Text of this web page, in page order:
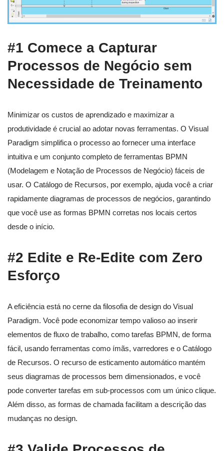
#1 Comece a Capturar
Processos de Negócio sem
Necessidade de Treinamento
Minimizar os custos de aprendizado e maximizar a
produtividade é crucial ao adotar novas ferramentas. O Visual
Paradigm simplifica o processo ao fornecer uma interface
intuitiva e um conjunto completo de ferramentas BPMN
(Modelagem e Notação de Processos de Negócio) fáceis de
usar. O Catálogo de Recursos, por exemplo, ajuda você a criar
rapidamente diagramas de processos de negócios, garantindo
que você use as formas BPMN corretas nos locais certos
desde o início.
#2 Edite e Re-Edite com Zero
Esforço
A eficiência está no cerne da filosofia de design do Visual
Paradigm. Você pode economizar tempo valioso ao inserir
elementos de fluxo de trabalho, como tarefas BPMN, de forma
fácil, usando ferramentas como ímãs, varredores e o Catálogo
de Recursos. O recurso de esticamento automático mantém
seus diagramas de processos bem dimensionados, e você
pode converter tarefas em sub-processos com um único clique.
Além disso, as formas de chamada facilitam a descrição das
mudanças no design.